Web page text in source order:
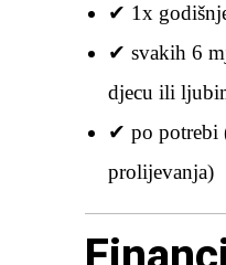
✔ 1x
✔ svakih 6
djecu ili
✔ po potrebi
prolijevanja)